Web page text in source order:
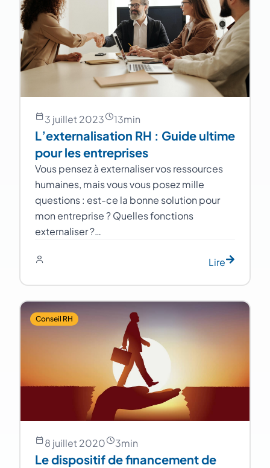
3 juillet 2023 13min
L’externalisation RH : Guide ultime
pour les entreprises
Vous pensez à externaliser vos ressources
humaines, mais vous vous posez mille
questions : est-ce la bonne solution pour
mon entreprise ? Quelles fonctions
externaliser ?…
Lire
Conseil RH
8 juillet 2020 3min
Le dispositif de financement de